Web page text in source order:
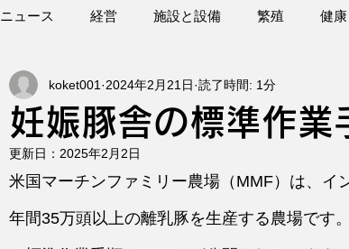
ニュース 経営 施設と設備 繁殖 健康
妊娠豚舎の標準作業
koket001 2024年2月21日 読了時間: 1分
更新日： 2025年2月2日
米国マーチンファミリー農場（MMF）は、イ
年間35万頭以上の離乳豚を生産する農場です